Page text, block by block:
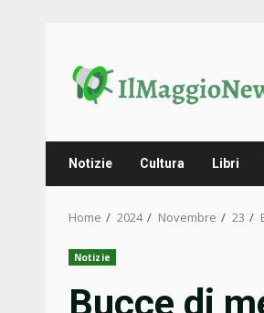
content
Notizie Cultura Libri
Home 2024 Novembre 23
Notizie
Bucce di